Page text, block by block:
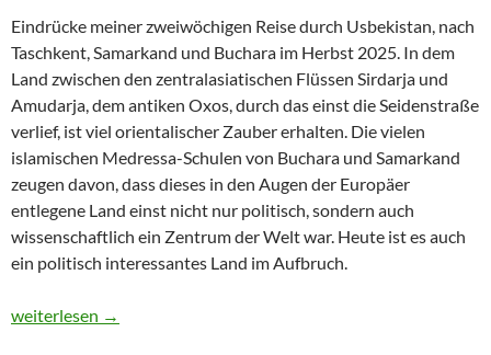
Eindrücke meiner zweiwöchigen Reise durch Usbekistan, nach
Taschkent, Samarkand und Buchara im Herbst 2025. In dem
Land zwischen den zentralasiatischen Flüssen Sirdarja und
Amudarja, dem antiken Oxos, durch das einst die Seidenstraße
verlief, ist viel orientalischer Zauber erhalten. Die vielen
islamischen Medressa-Schulen von Buchara und Samarkand
zeugen davon, dass dieses in den Augen der Europäer
entlegene Land einst nicht nur politisch, sondern auch
wissenschaftlich ein Zentrum der Welt war. Heute ist es auch
ein politisch interessantes Land im Aufbruch.
Usbekistan 2025: Unterwegs in einem Land im Aufbruch
weiterlesen →